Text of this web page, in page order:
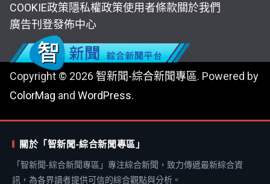
COOKIE政策隱私權政策使用者條款關於我們
廣告刊登發佈中心
Copyright © 2026 智新聞-綜合新聞專區. Powered by
ColorMag and WordPress.
關於「智新聞-綜合新聞專區」
「智新聞-綜合新聞專區」專注綜合新聞，致力傳遞最新綜合資
訊，為各界讀者提供可信的綜合觀點與分析。